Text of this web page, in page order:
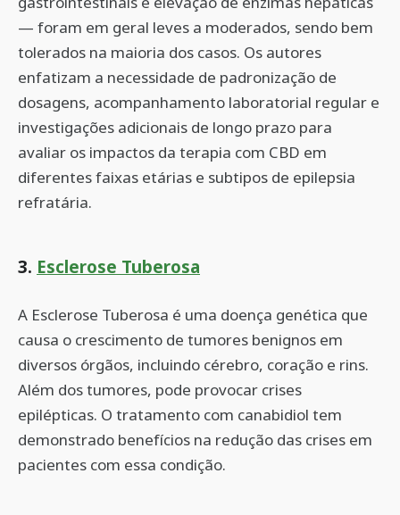
— foram em geral leves a moderados, sendo bem
tolerados na maioria dos casos. Os autores
enfatizam a necessidade de padronização de
dosagens, acompanhamento laboratorial regular e
investigações adicionais de longo prazo para
avaliar os impactos da terapia com CBD em
diferentes faixas etárias e subtipos de epilepsia
refratária.
3. Esclerose Tuberosa
A Esclerose Tuberosa é uma doença genética que
causa o crescimento de tumores benignos em
diversos órgãos, incluindo cérebro, coração e rins.
Além dos tumores, pode provocar crises
epilépticas. O tratamento com canabidiol tem
demonstrado benefícios na redução das crises em
pacientes com essa condição.